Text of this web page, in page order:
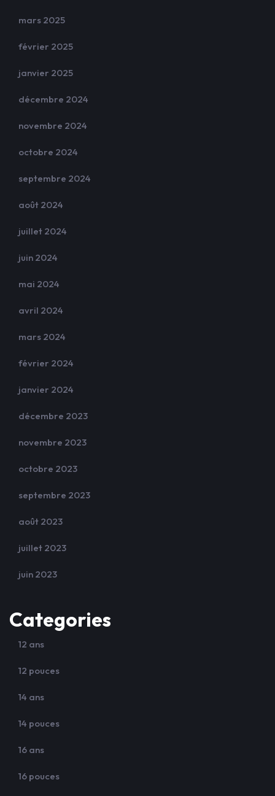
mars 2025
février 2025
janvier 2025
décembre 2024
novembre 2024
octobre 2024
septembre 2024
août 2024
juillet 2024
juin 2024
mai 2024
avril 2024
mars 2024
février 2024
janvier 2024
décembre 2023
novembre 2023
octobre 2023
septembre 2023
août 2023
juillet 2023
juin 2023
Categories
12 ans
12 pouces
14 ans
14 pouces
16 ans
16 pouces